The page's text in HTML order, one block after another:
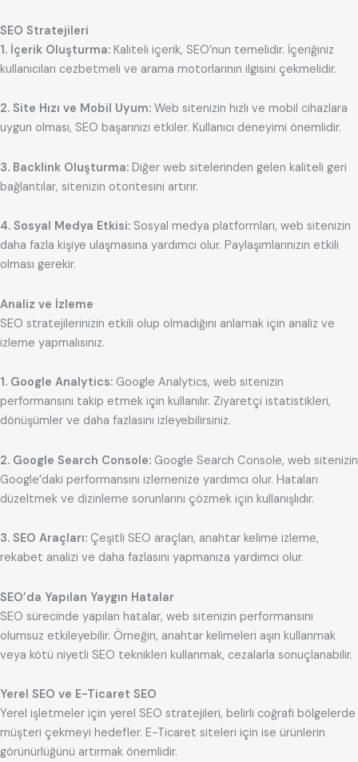
SEO Stratejileri
1. İçerik Oluşturma: Kaliteli içerik, SEO’nun temelidir. İçeriğiniz
kullanıcıları cezbetmeli ve arama motorlarının ilgisini çekmelidir.
2. Site Hızı ve Mobil Uyum: Web sitenizin hızlı ve mobil cihazlara
uygun olması, SEO başarınızı etkiler. Kullanıcı deneyimi önemlidir.
3. Backlink Oluşturma: Diğer web sitelerinden gelen kaliteli geri
bağlantılar, sitenizin otoritesini artırır.
4. Sosyal Medya Etkisi: Sosyal medya platformları, web sitenizin
daha fazla kişiye ulaşmasına yardımcı olur. Paylaşımlarınızın etkili
olması gerekir.
Analiz ve İzleme
SEO stratejilerinizin etkili olup olmadığını anlamak için analiz ve
izleme yapmalısınız.
1. Google Analytics: Google Analytics, web sitenizin
performansını takip etmek için kullanılır. Ziyaretçi istatistikleri,
dönüşümler ve daha fazlasını izleyebilirsiniz.
2. Google Search Console: Google Search Console, web sitenizin
Google’daki performansını izlemenize yardımcı olur. Hataları
düzeltmek ve dizinleme sorunlarını çözmek için kullanışlıdır.
3. SEO Araçları: Çeşitli SEO araçları, anahtar kelime izleme,
rekabet analizi ve daha fazlasını yapmanıza yardımcı olur.
SEO’da Yapılan Yaygın Hatalar
SEO sürecinde yapılan hatalar, web sitenizin performansını
olumsuz etkileyebilir. Örneğin, anahtar kelimeleri aşırı kullanmak
veya kötü niyetli SEO teknikleri kullanmak, cezalarla sonuçlanabilir.
Yerel SEO ve E-Ticaret SEO
Yerel işletmeler için yerel SEO stratejileri, belirli coğrafi bölgelerde
müşteri çekmeyi hedefler. E-Ticaret siteleri için ise ürünlerin
görünürlüğünü artırmak önemlidir.